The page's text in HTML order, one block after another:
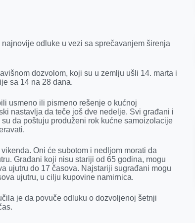
odluke u vezi sa sprečavanjem širenja
dozvolom, koji su u zemlju ušli 14. marta i
sa 14 na 28 dana.
usmeno ili pismeno rešenje o kućnoj
nastavlja da teče još dve nedelje. Svi građani i
da poštuju produženi rok kućne samoizolacije
Oni će subotom i nedljom morati da
Građani koji nisu stariji od 65 godina, mogu
ujutru do 17 časova. Najstariji sugrađani mogu
ujutru, u cilju kupovine namirnica.
je da povuče odluku o dozvoljenoj šetnji